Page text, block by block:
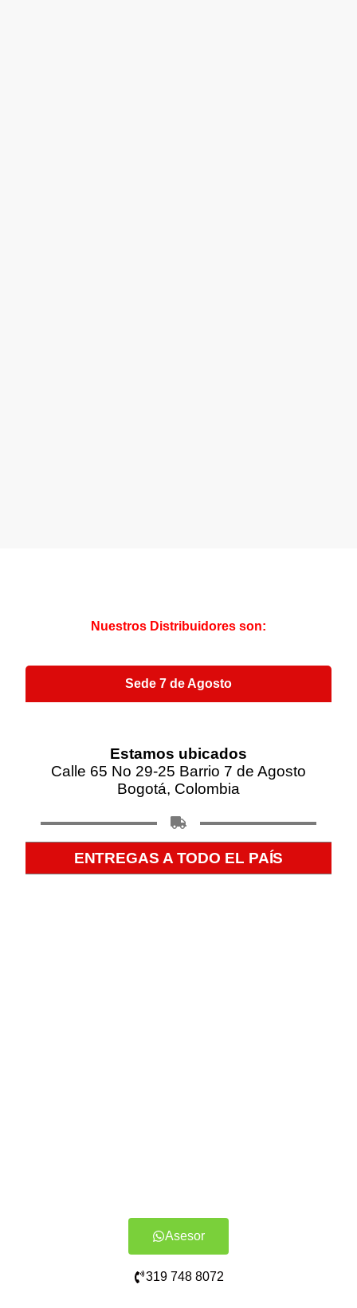
Nuestros Distribuidores son:
Sede 7 de Agosto
Estamos ubicados
Calle 65 No 29-25 Barrio 7 de Agosto
Bogotá, Colombia
ENTREGAS A TODO EL PAÍS
Asesor
319 748 8072